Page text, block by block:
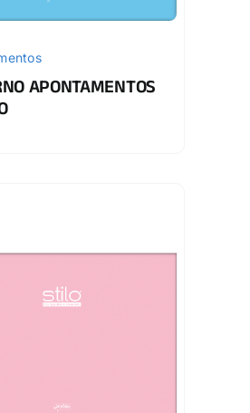
APONTAMENTOS